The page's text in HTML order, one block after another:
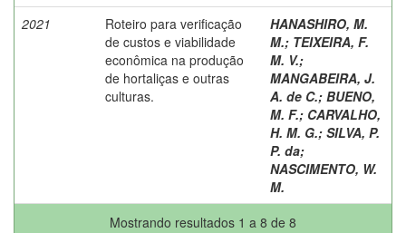
2021
Roteiro para verificação
de custos e viabilidade
econômica na produção
de hortaliças e outras
culturas.
HANASHIRO, M.
M.; TEIXEIRA, F.
M. V.;
MANGABEIRA, J.
A. de C.; BUENO,
M. F.; CARVALHO,
H. M. G.; SILVA, P.
P. da;
NASCIMENTO, W.
M.
Mostrando resultados 1 a 8 de 8